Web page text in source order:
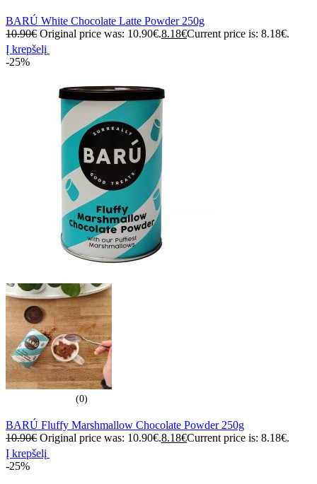
BARÚ White Chocolate Latte Powder 250g
10.90€ Original price was: 10.90€.8.18€Current price is: 8.18€.
Į krepšelį
-25%
(0)
BARÚ Fluffy Marshmallow Chocolate Powder 250g
10.90€ Original price was: 10.90€.8.18€Current price is: 8.18€.
Į krepšelį
-25%